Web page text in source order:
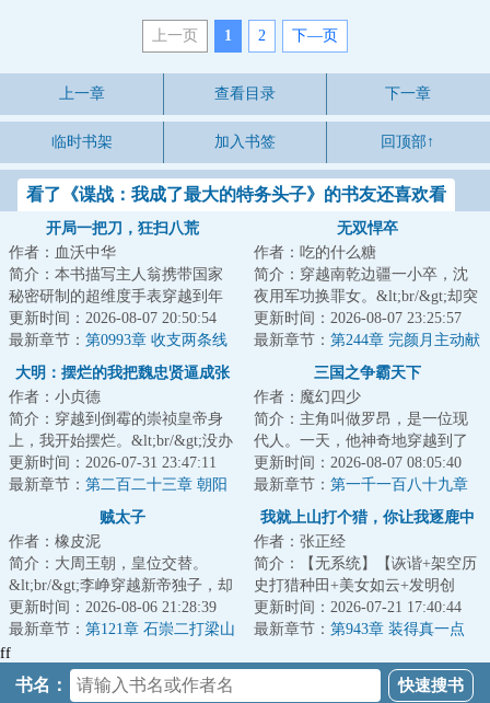
上一页 1 2 下—页
上一章 查看目录 下一章
临时书架 加入书签 回顶部↑
看了《谍战：我成了最大的特务头子》的书友还喜欢看
开局一把刀，狂扫八荒
作者：血沃中华
简介：本书描写主人翁携带国家
秘密研制的超维度手表穿越到年
的南宋成为一名战将。主人翁在
手表的帮助下力...
更新时间：2026-08-07 20:50:54
最新章节： 第0993章 收支两条线
无双悍卒
作者：吃的什么糖
简介：穿越南乾边疆一小卒，沈
夜用军功换罪女。&lt;br/&gt;却突
然发现自己温柔的大嫂、三年前
上门退婚的...
更新时间：2026-08-07 23:25:57
最新章节： 第244章 完颜月主动献
衣，北莽亲王要和肃阳结盟？
大明：摆烂的我把魏忠贤逼成张
居正了
作者：小贞德
简介：穿越到倒霉的崇祯皇帝身
上，我开始摆烂。&lt;br/&gt;没办
法，在大明越是想干事业，死的
就越快，屎...
更新时间：2026-07-31 23:47:11
最新章节： 第二百二十三章 朝阳
三国之争霸天下
作者：魔幻四少
简介：主角叫做罗昂，是一位现
代人。一天，他神奇地穿越到了
东汉末年。罗昂决定在东汉末年
大展拳脚，征服...
更新时间：2026-08-07 08:05:40
最新章节： 第一千一百八十九章
黑海海峡
贼太子
作者：橡皮泥
简介：大周王朝，皇位交替。
&lt;br/&gt;李峥穿越新帝独子，却
被假太子顶替身份。&lt;br/&gt;逃
离京城后，...
更新时间：2026-08-06 21:28:39
最新章节： 第121章 石崇二打梁山
我就上山打个猎，你让我逐鹿中
作者：张正经
简介：【无系统】【诙谐+架空历
史打猎种田+美女如云+发明创
造】陈息开局穿越到一个傻子身
上，全家不光没...
更新时间：2026-07-21 17:40:44
最新章节： 第943章 装得真一点
ff
书名：